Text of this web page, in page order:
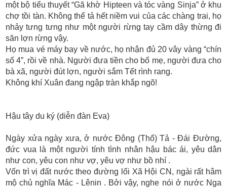
một bộ tiểu thuyết “Gã khờ Hipteen và tóc vàng Sinja” ở khu
chợ tồi tàn. Không thể tả hết niềm vui của các chàng trai, họ
nhảy tưng tưng như một người rừng tay cầm dây thừng đi
săn lợn rừng vậy.
Họ mua vé máy bay về nước, họ nhận đủ 20 vây vàng “chín
số 4”, rồi về nhà. Người đưa tiền cho bố mẹ, người đưa cho
bà xã, người đút lợn, người sắm Tết rình rang.
Không khí Xuân đang ngập tràn khắp ngõ!
Hậu tây du ký (diễn đàn Eva)
Ngày xửa ngày xưa, ở nước Đông (Thổ) Tả - Đái Đường,
đức vua là một người tính tình nhân hậu bác ái, yêu dân
như con, yêu con như vợ, yêu vợ như bồ nhí .
Vốn trì vị đất nước theo đường lối Xã Hội CN, ngài rất hâm
mộ chủ nghĩa Mác - Lênin . Bởi vậy, nghe nói ở nước Nga